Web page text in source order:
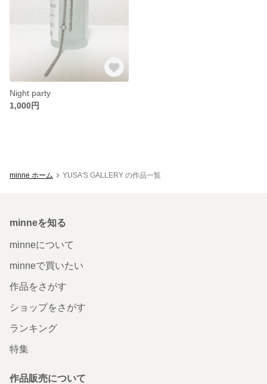
Night party
1,000円
minne ホーム YUSA'S GALLERY の作品一覧
minneを知る
minneについて
minneで買いたい
作品をさがす
ショップをさがす
ランキング
特集
作品販売について